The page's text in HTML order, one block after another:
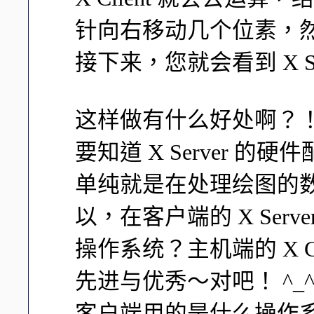
针向右移动几个位素，
接下来，您就会看到 X
这样做有什么好处啊？
要知道 X Server 的硬
单纯就是在处理绘图的
以，在客户端的 X
操作系统？主机端的 X
先进与优秀～对吧！